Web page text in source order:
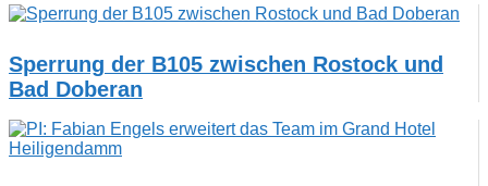
Sperrung der B105 zwischen Rostock und
Bad Doberan